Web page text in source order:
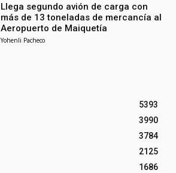
Llega segundo avión de carga con
más de 13 toneladas de mercancía al
Aeropuerto de Maiquetía
Yohenli Pacheco
5393
3990
3784
2125
1686